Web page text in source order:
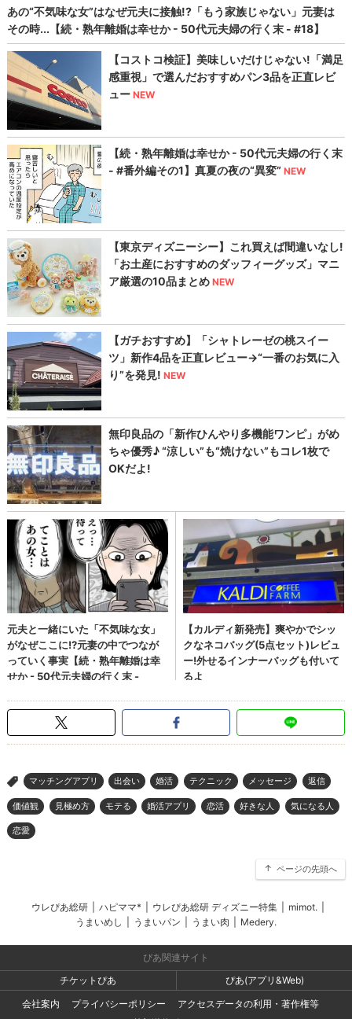
> マッチングアプリ 出会い 婚活 テクニック メッセージ 返信
価値観 見極め方 モテる 婚活アプリ 恋活 好きな人 気になる人
恋愛
ページの先頭へ
ウレぴあ総研 ハピママ* ウレぴあ総研 ディズニー特集 mimot.
うまいめし
うまいパン うまい肉 Medery.
ぴあ関連サイト
チケットぴあ
ぴあ(アプリ&Web)
会社案内
プライバシーポリシー
アクセスデータの利用・著作権等